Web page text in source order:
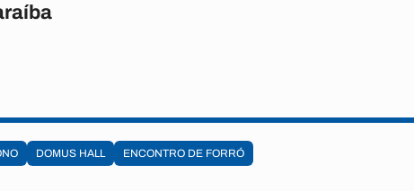
DOMUS HALL ENCONTRO DE FORRÓ